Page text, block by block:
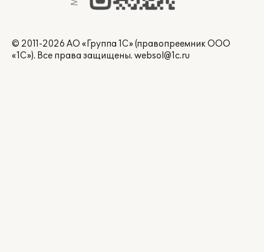
© 2011-2026 АО «Группа 1С» (правопреемник ООО
«1С»). Все права защищены. websol@1c.ru